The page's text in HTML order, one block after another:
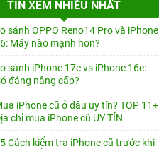
TIN XEM NHIỀU NHẤT
sánh OPPO Reno14 Pro và iPhone
Máy nào mạnh hơn?
sánh iPhone 17e vs iPhone 16e:
đáng nâng cấp?
iPhone cũ ở đâu uy tín? TOP 11+
chỉ mua iPhone cũ UY TÍN
Cách kiểm tra iPhone cũ trước khi